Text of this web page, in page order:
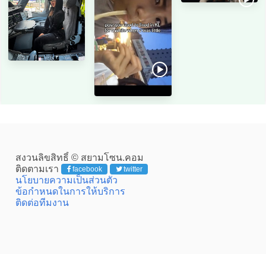
สงวนลิขสิทธิ์ © สยามโซน.คอม
ติดตามเรา
facebook twitter
นโยบายความเป็นส่วนตัว
ข้อกำหนดในการให้บริการ
ติดต่อทีมงาน